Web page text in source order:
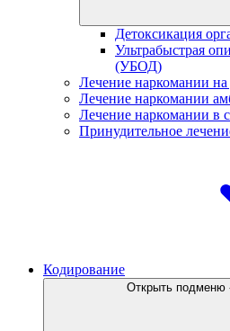
Детоксикация
Ультрабыстрая
(УБОД)
Лечение наркомании
Лечение наркомании
Лечение наркомании в
Принудительное
Кодирование
Открыть подменю